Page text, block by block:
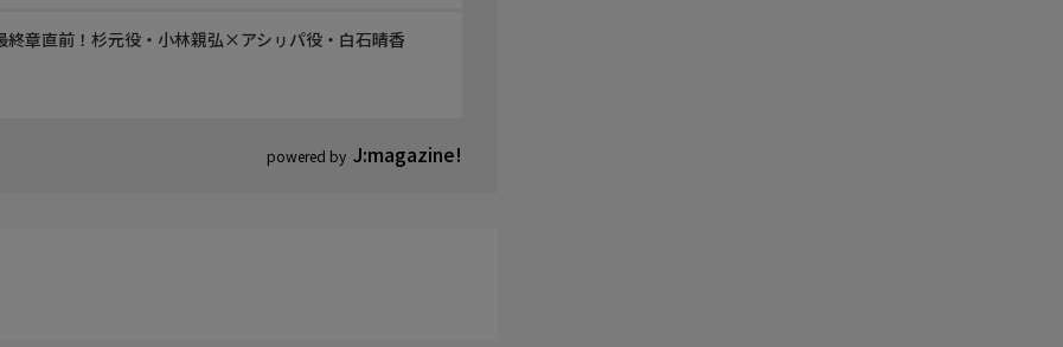
powered by J:magazine!
終章直前！杉元役・小林親弘×アシㇼパ役・白石晴香